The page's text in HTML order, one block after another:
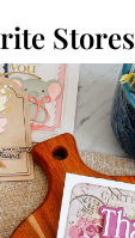
Stores